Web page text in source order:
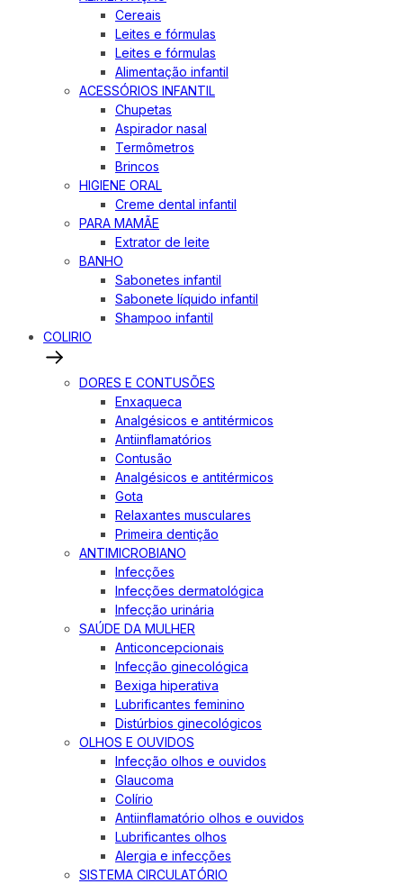
Cereais
Leites e fórmulas
Leites e fórmulas
Alimentação infantil
ACESSÓRIOS INFANTIL
Chupetas
Aspirador nasal
Termômetros
Brincos
HIGIENE ORAL
Creme dental infantil
PARA MAMÃE
Extrator de leite
BANHO
Sabonetes infantil
Sabonete líquido infantil
Shampoo infantil
COLIRIO
DORES E CONTUSÕES
Enxaqueca
Analgésicos e antitérmicos
Antiinflamatórios
Contusão
Analgésicos e antitérmicos
Gota
Relaxantes musculares
Primeira dentição
ANTIMICROBIANO
Infecções
Infecções dermatológica
Infecção urinária
SAÚDE DA MULHER
Anticoncepcionais
Infecção ginecológica
Bexiga hiperativa
Lubrificantes feminino
Distúrbios ginecológicos
OLHOS E OUVIDOS
Infecção olhos e ouvidos
Glaucoma
Colírio
Antiinflamatório olhos e ouvidos
Lubrificantes olhos
Alergia e infecções
SISTEMA CIRCULATÓRIO